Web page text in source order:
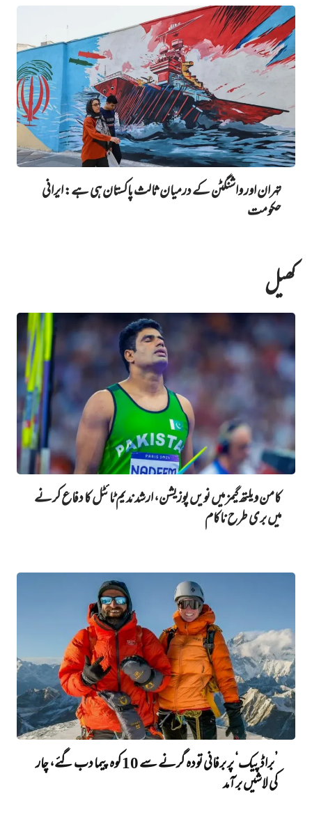
تہران اور واشنگٹن کے درمیان ثالث پاکستان ہی ہے: ایرانی
حکومت
کھیل
کامن ویلتھ گیمز میں نویں‌ پوزیشن، ارشد ندیم ٹائٹل کا دفاع کرنے
میں‌ بری طرح ناکام
’براڈ پیک‘ پر برفانی تودہ گرنے سے 10 کوہ پیما دب گئے، چار
کی لاشیں برآمد